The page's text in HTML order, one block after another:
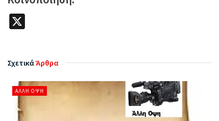
ΣχετικάΆρθρα
ΆΛΛΗ ΌΨΗ